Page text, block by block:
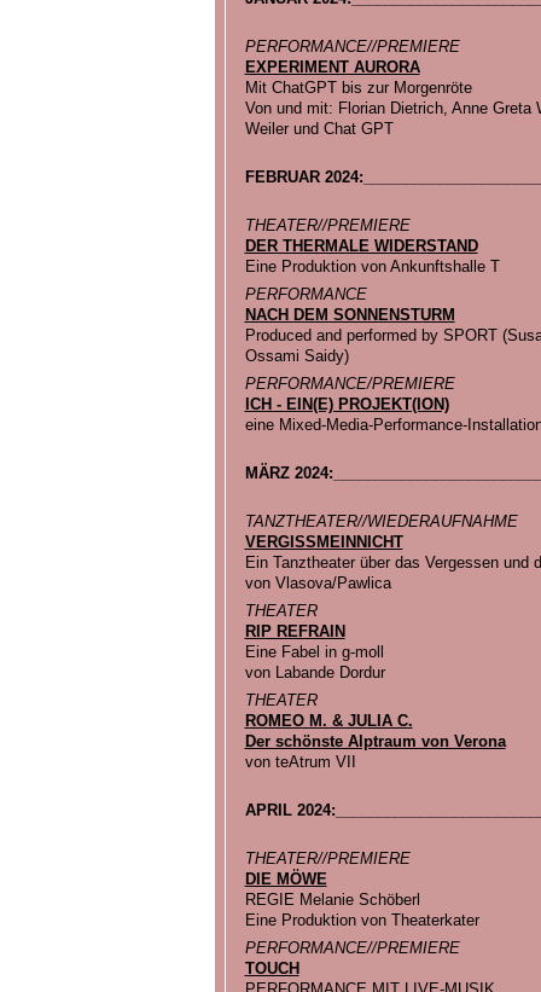
PERFORMANCE//PREMIERE
EXPERIMENT AURORA
Mit ChatGPT bis zur Morgenröte
Von und mit: Florian Dietrich, Anne Greta
Weiler und Chat GPT
FEBRUAR
THEATER//PREMIERE
DER THERMALE WIDERSTAND
Eine Produktion von Ankunftshalle T
PERFORMANCE
NACH DEM SONNENSTURM
Produced and performed by SPORT
Ossami Saidy)
PERFORMANCE/PREMIERE
ICH - EIN(E) PROJEKT(ION)
eine Mixed-Media-Performance-
MÄRZ
TANZTHEATER//WIEDERAUFNAHME
VERGISSMEINNICHT
Ein Tanztheater über das Vergessen und
von Vlasova/Pawlica
THEATER
RIP REFRAIN
Eine Fabel in g-moll
von Labande Dordur
THEATER
ROMEO M. & JULIA C.
Der schönste Alptraum von Verona
von teAtrum VII
APRIL
THEATER//PREMIERE
DIE MÖWE
REGIE Melanie Schöberl
Eine Produktion von Theaterkater
PERFORMANCE//PREMIERE
TOUCH